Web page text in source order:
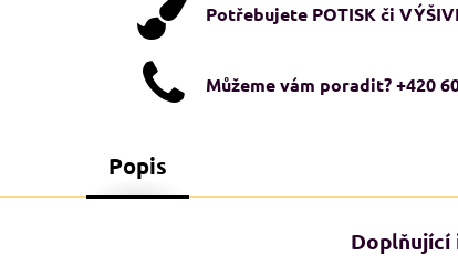
Potřebujete POTISK či
Můžeme vám poradit? +420
Popis
Doplňující